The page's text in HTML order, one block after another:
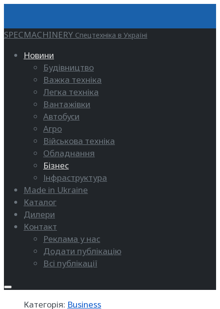
SPECMACHINERY Спецтехніка в Україні
Новини
Будівництво
Важка техніка
Легка техніка
Вантажівки
Автобуси
Агро
Військова техніка
Обладнання
Бізнес
Інфраструктура
Made in Ukraine
Каталог
Дилери
Контакт
Реклама у нас
Додати публікацію
Всі публікації
Категорія: Business